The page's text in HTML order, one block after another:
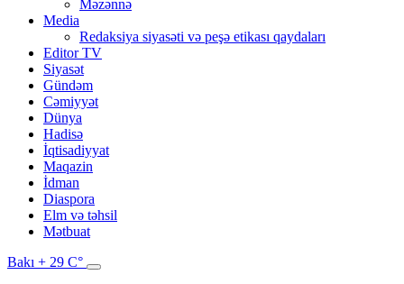
Məzənnə
Media
Redaksiya siyasəti və peşə etikası qaydaları
Editor TV
Siyasət
Gündəm
Cəmiyyət
Dünya
Hadisə
İqtisadiyyat
Maqazin
İdman
Diaspora
Elm və təhsil
Mətbuat
Bakı + 29 C°